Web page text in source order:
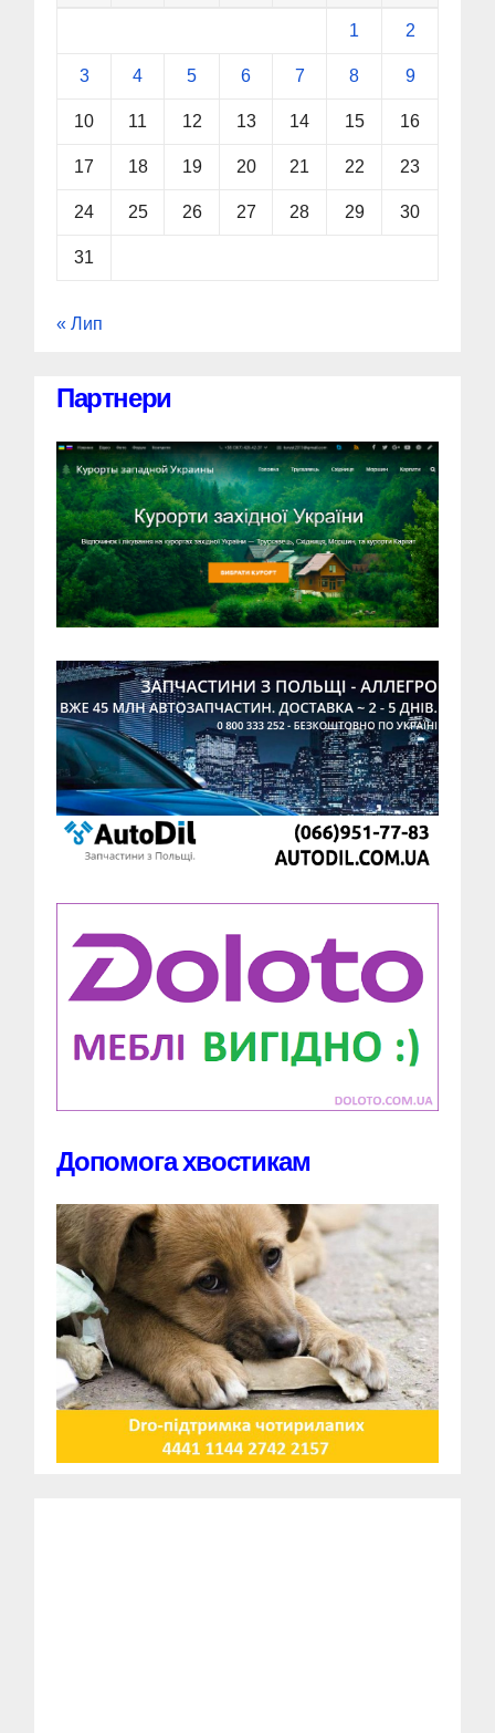
1 2
3 4 5 6 7 8 9
10 11 12 13 14 15 16
17 18 19 20 21 22 23
24 25 26 27 28 29 30
31
« Лип
Партнери
Допомога хвостикам